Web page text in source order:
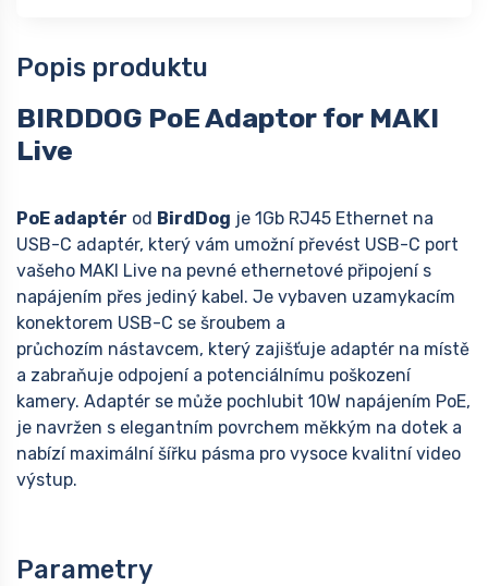
Popis produktu
BIRDDOG PoE Adaptor for MAKI
Live
PoE adaptér od BirdDog je 1Gb RJ45 Ethernet na
USB-C adaptér, který vám umožní převést USB-C port
vašeho MAKI Live na pevné ethernetové připojení s
napájením přes jediný kabel. Je vybaven uzamykacím
konektorem USB-C se šroubem a
průchozím nástavcem, který zajišťuje adaptér na místě
a zabraňuje odpojení a potenciálnímu poškození
kamery. Adaptér se může pochlubit 10W napájením PoE,
je navržen s elegantním povrchem měkkým na dotek a
nabízí maximální šířku pásma pro vysoce kvalitní video
výstup.
Parametry